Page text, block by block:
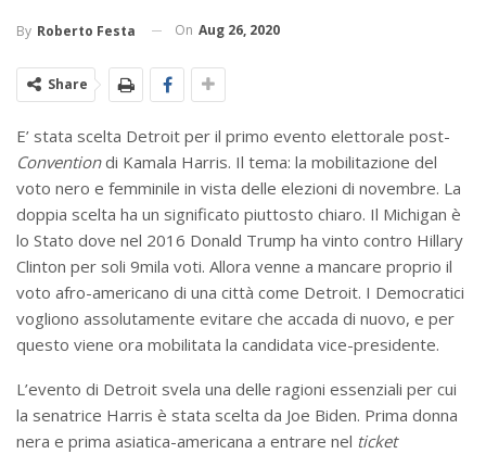
By Roberto Festa On Aug 26, 2020
Share
E’ stata scelta Detroit per il primo evento elettorale post-
Conventiondi Kamala Harris. Il tema: la mobilitazione del
voto nero e femminile in vista delle elezioni di novembre. La
doppia scelta ha un significato piuttosto chiaro. Il Michigan è
lo Stato dove nel 2016 Donald Trump ha vinto contro Hillary
Clinton per soli 9mila voti. Allora venne a mancare proprio il
voto afro-americano di una città come Detroit. I Democratici
vogliono assolutamente evitare che accada di nuovo, e per
questo viene ora mobilitata la candidata vice-presidente.
L’evento di Detroit svela una delle ragioni essenziali per cui
la senatrice Harris è stata scelta da Joe Biden. Prima donna
nera e prima asiatica-americana a entrare nel ticket